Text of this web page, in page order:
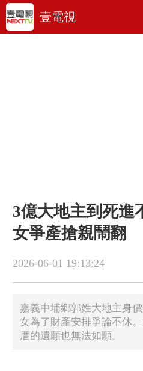
壹電視
3億大地主到死
女爭產搶親鬧翻
2026-06-01 19:13:24
嘉義中埔鄉郭姓大地主身
女為了財產安排爭論不休
厝的遺願也無法如願。